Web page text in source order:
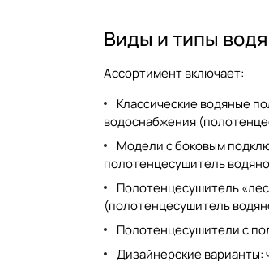
Виды и типы
Ассортимент включает:
Классические водяные
водоснабжения (
Модели с боковым
полотенцесушитель
Полотенцесушитель
(полотенцесушитель
Полотенцесушители с
Дизайнерские варианты: